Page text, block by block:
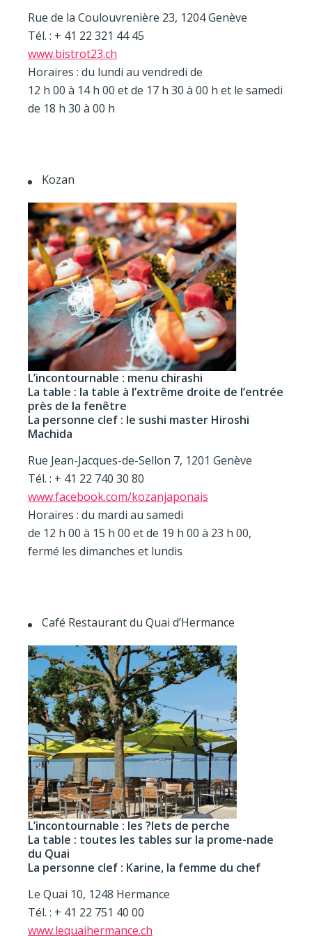
Rue de la Coulouvrenière 23, 1204 Genève
Tél. : + 41 22 321 44 45
www.bistrot23.ch
Horaires : du lundi au vendredi de
12 h 00 à 14 h 00 et de 17 h 30 à 00 h et le samedi
de 18 h 30 à 00 h
Kozan
L’incontournable : menu chirashi
La table : la table à l’extrême droite de l’entrée
près de la fenêtre
La personne clef : le sushi master Hiroshi
Machida
Rue Jean-Jacques-de-Sellon 7, 1201 Genève
Tél. : + 41 22 740 30 80
www.facebook.com/kozanjaponais
Horaires : du mardi au samedi
de 12 h 00 à 15 h 00 et de 19 h 00 à 23 h 00,
fermé les dimanches et lundis
Café Restaurant du Quai d’Hermance
L’incontournable : les ?lets de perche
La table : toutes les tables sur la prome-nade
du Quai
La personne clef : Karine, la femme du chef
Le Quai 10, 1248 Hermance
Tél. : + 41 22 751 40 00
www.lequaihermance.ch